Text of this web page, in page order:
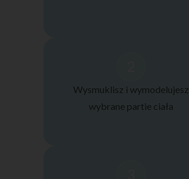
Wysmuklisz i wymodelujesz
wybrane partie ciała